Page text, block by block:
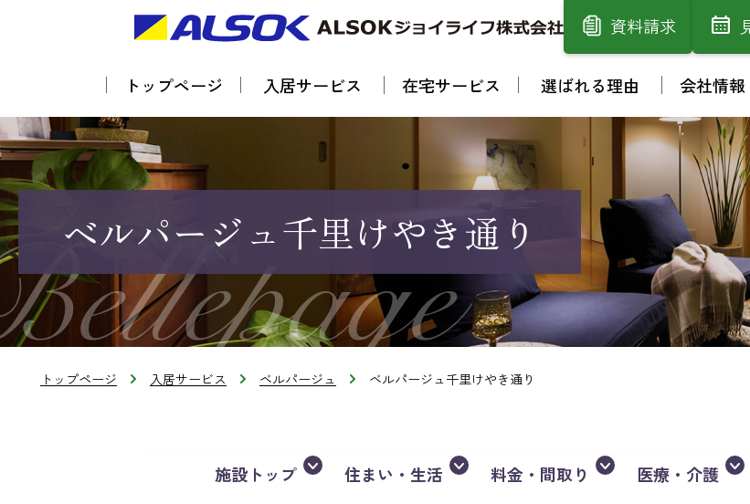
資料請求
トップページ 入居サービス 在宅サービス 選ばれる理由 会社情報
ベルパージュ千里けやき通り
トップページ 入居サービス ベルパージュ ベルパージュ千里けやき通り
施設トップ 住まい・生活 料金・間取り 医療・介護